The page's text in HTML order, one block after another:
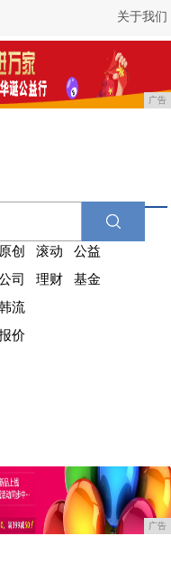
关于我们
广告
原创 滚动
公益
司 理财
基金
流
价
广告